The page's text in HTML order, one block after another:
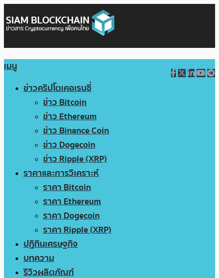
เมนู
ข่าวคริปโตเคอเรนซี่
ข่าว Bitcoin
ข่าว Ethereum
ข่าว Binance Coin
ข่าว Dogecoin
ข่าว Ripple (XRP)
ราคาและการวิเคราะห์
ราคา Bitcoin
ราคา Ethereum
ราคา Dogecoin
ราคา Ripple (XRP)
ปฏิทินเศรษฐกิจ
บทความ
รีวิวผลิตภัณฑ์